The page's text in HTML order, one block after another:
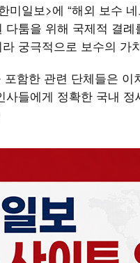
미일보>에 “해외 보수
다툼을 위해 국제적 결
궁극적으로 보수의 가
포함한 관련 단체들은
사들에게 정확한 국내